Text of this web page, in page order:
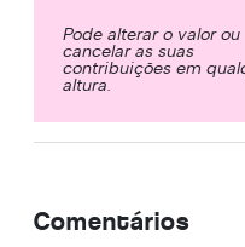
Pode alterar o valor ou
cancelar as suas
contribuições em
altura.
Comentários